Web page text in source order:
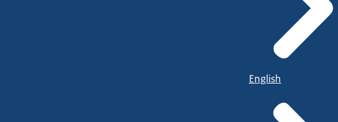
English